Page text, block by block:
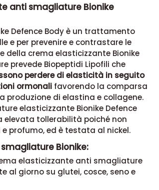
anti smagliature Bionike
Defence Body è un trattamento
e per prevenire e contrastare le
della crema elasticizzante Bionike
prevede Biopeptidi Lipofili che
perdere di elasticità in seguito
ormonalifavorendo la comparsa
produzione di elastina e collagene.
elasticizzante Bionike Defence
elevata tollerabilità poiché non
profumo, ed è testata al nickel.
Bionike:
elasticizzante anti smagliature
al giorno su glutei, cosce, seno e